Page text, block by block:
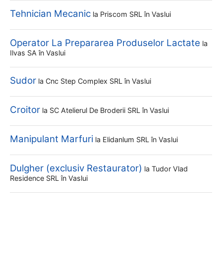
Tehnician Mecanic la Priscom SRL în Vaslui
Operator La Prepararea Produselor Lactate la
Ilvas SA în Vaslui
Sudor la Cnc Step Complex SRL în Vaslui
Croitor la SC Atelierul De Broderii SRL în Vaslui
Manipulant Marfuri la Elidanlum SRL în Vaslui
Dulgher (exclusiv Restaurator) la Tudor Vlad
Residence SRL în Vaslui